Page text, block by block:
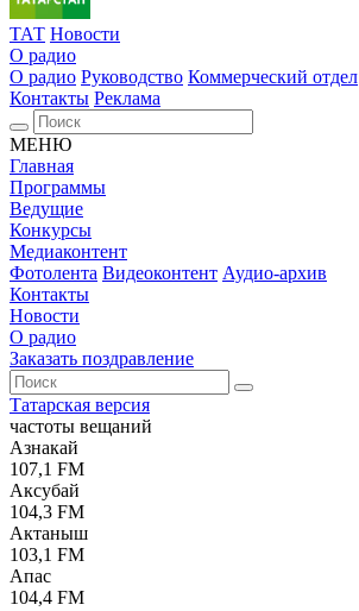
ТАТ Новости
О радио
О радио Руководство Коммерческий отдел
Контакты Реклама
МЕНЮ
Главная
Программы
Ведущие
Конкурсы
Медиаконтент
Фотолента Видеоконтент Аудио-архив
Контакты
Новости
О радио
Заказать поздравление
Татарская версия
частоты вещаний
Азнакай
107,1 FM
Аксубай
104,3 FM
Актаныш
103,1 FM
Апас
104,4 FM